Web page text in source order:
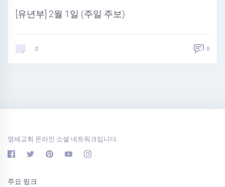
[유년부] 2월 1일 (주일 주보)
0 0
영세교회 온라인 소셜 네트워크입니다.
주요 링크